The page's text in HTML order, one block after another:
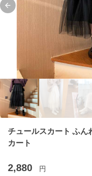
Previous slide
チュールスカート ふん
カート
2,880 円